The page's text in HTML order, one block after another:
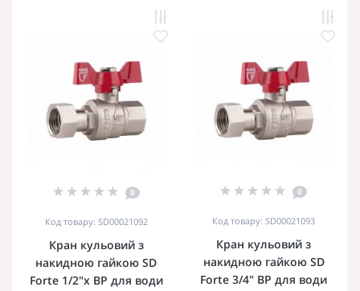
0
Код товару: SD00021092
Кран кульовий з
накидною гайкою SD
Forte 1/2"х ВР для води
0
Код товару: SD00021093
Кран кульовий з
накидною гайкою SD
Forte 3/4" ВР для води